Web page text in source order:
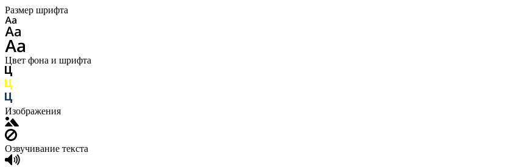
Размер шрифта
Цвет фона и шрифта
Изображения
Озвучивание текста